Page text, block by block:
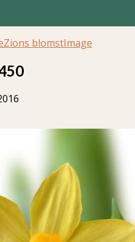
Zions blomstImage